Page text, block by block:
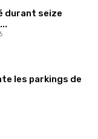
durant seize
les parkings de